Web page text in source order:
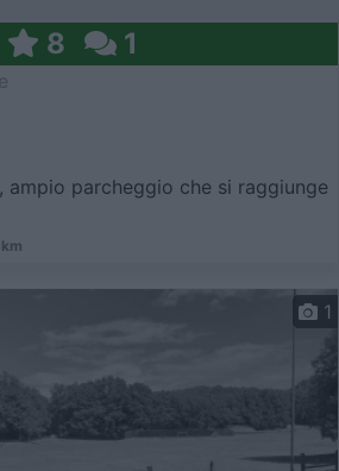
8 1
ampio parcheggio che si raggiunge
1